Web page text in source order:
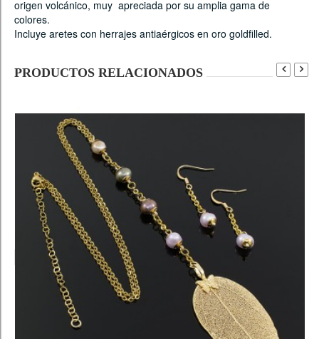
origen volcánico, muy apreciada por su amplia gama de
colores.
Incluye aretes con herrajes antiaérgicos en oro goldfilled.
PRODUCTOS RELACIONADOS